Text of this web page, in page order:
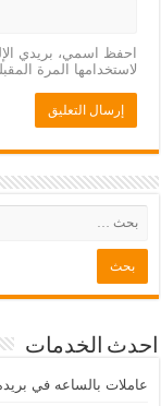
احفظ اسمي، بريدي
لاستخدامها المرة
احدث الخدمات
عاملات بالساعه في بريده رياض